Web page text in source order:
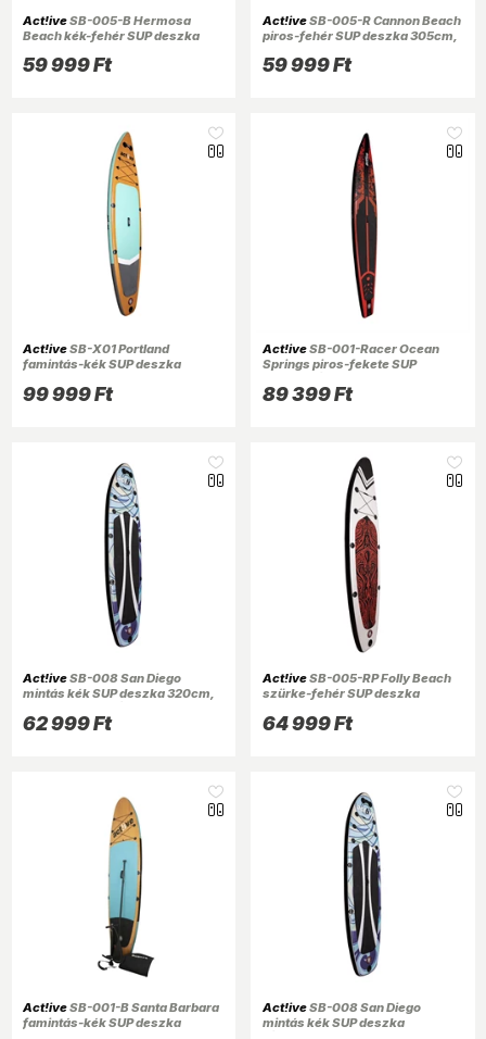
Act!iveSB-005-B Hermosa
Beach kék-fehér SUP deszka
59 999 Ft
Act!iveSB-005-R Cannon Beach
piros-fehér SUP deszka 305cm,
59 999 Ft
Act!iveSB-X01 Portland
famintás-kék SUP deszka
99 999 Ft
Act!iveSB-001-Racer Ocean
Springs piros-fekete SUP
89 399 Ft
Act!iveSB-008 San Diego
mintás kék SUP deszka 320cm,
62 999 Ft
Act!iveSB-005-RP Folly Beach
szürke-fehér SUP deszka
64 999 Ft
Act!iveSB-001-B Santa Barbara
famintás-kék SUP deszka
Act!iveSB-008 San Diego
mintás kék SUP deszka